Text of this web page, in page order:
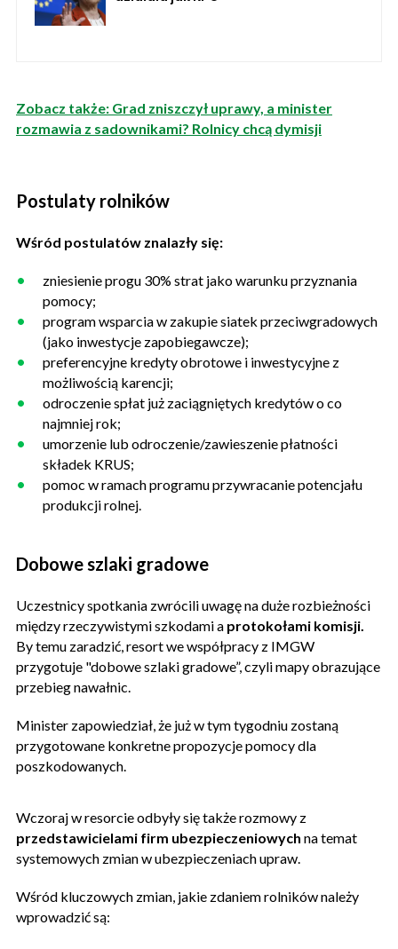
Zobacz także: Grad zniszczył uprawy, a minister
rozmawia z sadownikami? Rolnicy chcą dymisji
Postulaty rolników
Wśród postulatów znalazły się:
zniesienie progu 30% strat jako warunku przyznania
pomocy;
program wsparcia w zakupie siatek przeciwgradowych
(jako inwestycje zapobiegawcze);
preferencyjne kredyty obrotowe i inwestycyjne z
możliwością karencji;
odroczenie spłat już zaciągniętych kredytów o co
najmniej rok;
umorzenie lub odroczenie/zawieszenie płatności
składek KRUS;
pomoc w ramach programu przywracanie potencjału
produkcji rolnej.
Dobowe szlaki gradowe
Uczestnicy spotkania zwrócili uwagę na duże rozbieżności
między rzeczywistymi szkodami a protokołami komisji.
By temu zaradzić, resort we współpracy z IMGW
przygotuje "dobowe szlaki gradowe”, czyli mapy obrazujące
przebieg nawałnic.
Minister zapowiedział, że już w tym tygodniu zostaną
przygotowane konkretne propozycje pomocy dla
poszkodowanych.
Wczoraj w resorcie odbyły się także rozmowy z
przedstawicielami firm ubezpieczeniowych na temat
systemowych zmian w ubezpieczeniach upraw.
Wśród kluczowych zmian, jakie zdaniem rolników należy
wprowadzić są: